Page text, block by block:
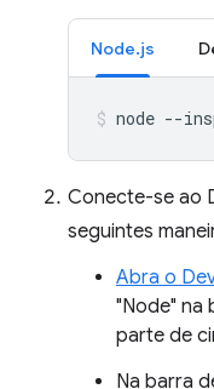
Node.js
node --
Conecte-se ao
seguintes
Abra o
"Node" na
parte de
Na barra